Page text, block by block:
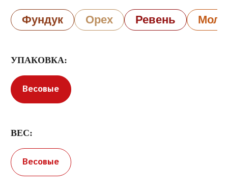
Фундук Орех Ревень
УПАКОВКА:
Весовые
ВЕС:
Весовые
Условия предоставления услуг